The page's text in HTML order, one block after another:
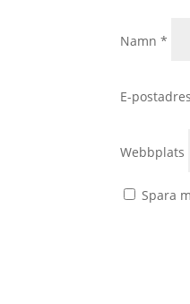
Namn*
E-
Webbplats
Spara